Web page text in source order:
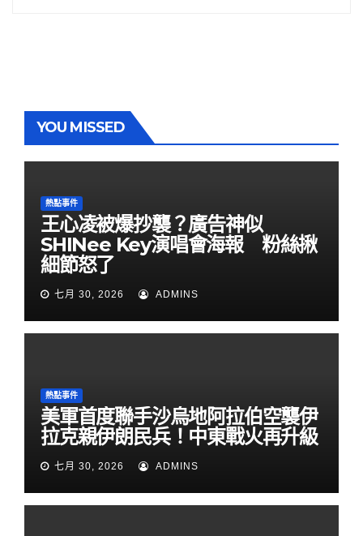
YOU MISSED
熱點事件
王心凌被爆抄襲？廣告神似
SHINee Key演唱會海報 粉絲揪
細節怒了
七月 30, 2026 ADMINS
熱點事件
美軍首度聯手沙烏地阿拉伯空襲伊
拉克親伊朗民兵！中東戰火再升級
七月 30, 2026 ADMINS